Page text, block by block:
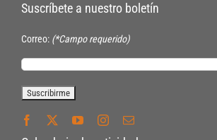
Suscríbete a nuestro boletín
Correo: (*Campo requerido)